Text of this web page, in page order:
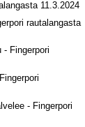
11.3.2024
rautalangasta
- Fingerpori
- Fingerpori